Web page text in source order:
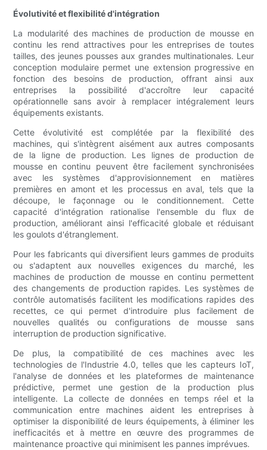
Évolutivité et flexibilité d'intégration
La modularité des machines de production de mousse en
continu les rend attractives pour les entreprises de toutes
tailles, des jeunes pousses aux grandes multinationales. Leur
conception modulaire permet une extension progressive en
fonction des besoins de production, offrant ainsi aux
entreprises la possibilité d'accroître leur capacité
opérationnelle sans avoir à remplacer intégralement leurs
équipements existants.
Cette évolutivité est complétée par la flexibilité des
machines, qui s'intègrent aisément aux autres composants
de la ligne de production. Les lignes de production de
mousse en continu peuvent être facilement synchronisées
avec les systèmes d'approvisionnement en matières
premières en amont et les processus en aval, tels que la
découpe, le façonnage ou le conditionnement. Cette
capacité d'intégration rationalise l'ensemble du flux de
production, améliorant ainsi l'efficacité globale et réduisant
les goulots d'étranglement.
Pour les fabricants qui diversifient leurs gammes de produits
ou s'adaptent aux nouvelles exigences du marché, les
machines de production de mousse en continu permettent
des changements de production rapides. Les systèmes de
contrôle automatisés facilitent les modifications rapides des
recettes, ce qui permet d'introduire plus facilement de
nouvelles qualités ou configurations de mousse sans
interruption de production significative.
De plus, la compatibilité de ces machines avec les
technologies de l'Industrie 4.0, telles que les capteurs IoT,
l'analyse de données et les plateformes de maintenance
prédictive, permet une gestion de la production plus
intelligente. La collecte de données en temps réel et la
communication entre machines aident les entreprises à
optimiser la disponibilité de leurs équipements, à éliminer les
inefficacités et à mettre en œuvre des programmes de
maintenance proactive qui minimisent les pannes imprévues.